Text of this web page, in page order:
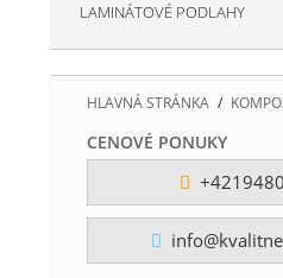
LAMINÁTOVÉ PODLAHY
HLAVNÁ STRÁNKA /
CENOVÉ PONUKY